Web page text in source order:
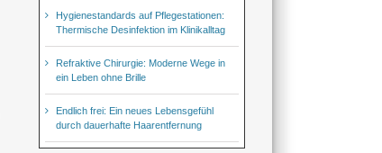
Hygienestandards auf Pflegestationen:
Thermische Desinfektion im Klinikalltag
Refraktive Chirurgie: Moderne Wege in
ein Leben ohne Brille
Endlich frei: Ein neues Lebensgefühl
durch dauerhafte Haarentfernung